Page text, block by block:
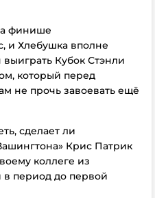
финише
и Хлебушка вполне
Кубок Стэнли
который перед
не прочь завоевать ещё
сделает ли
Крис Патрик
коллеге из
период до первой